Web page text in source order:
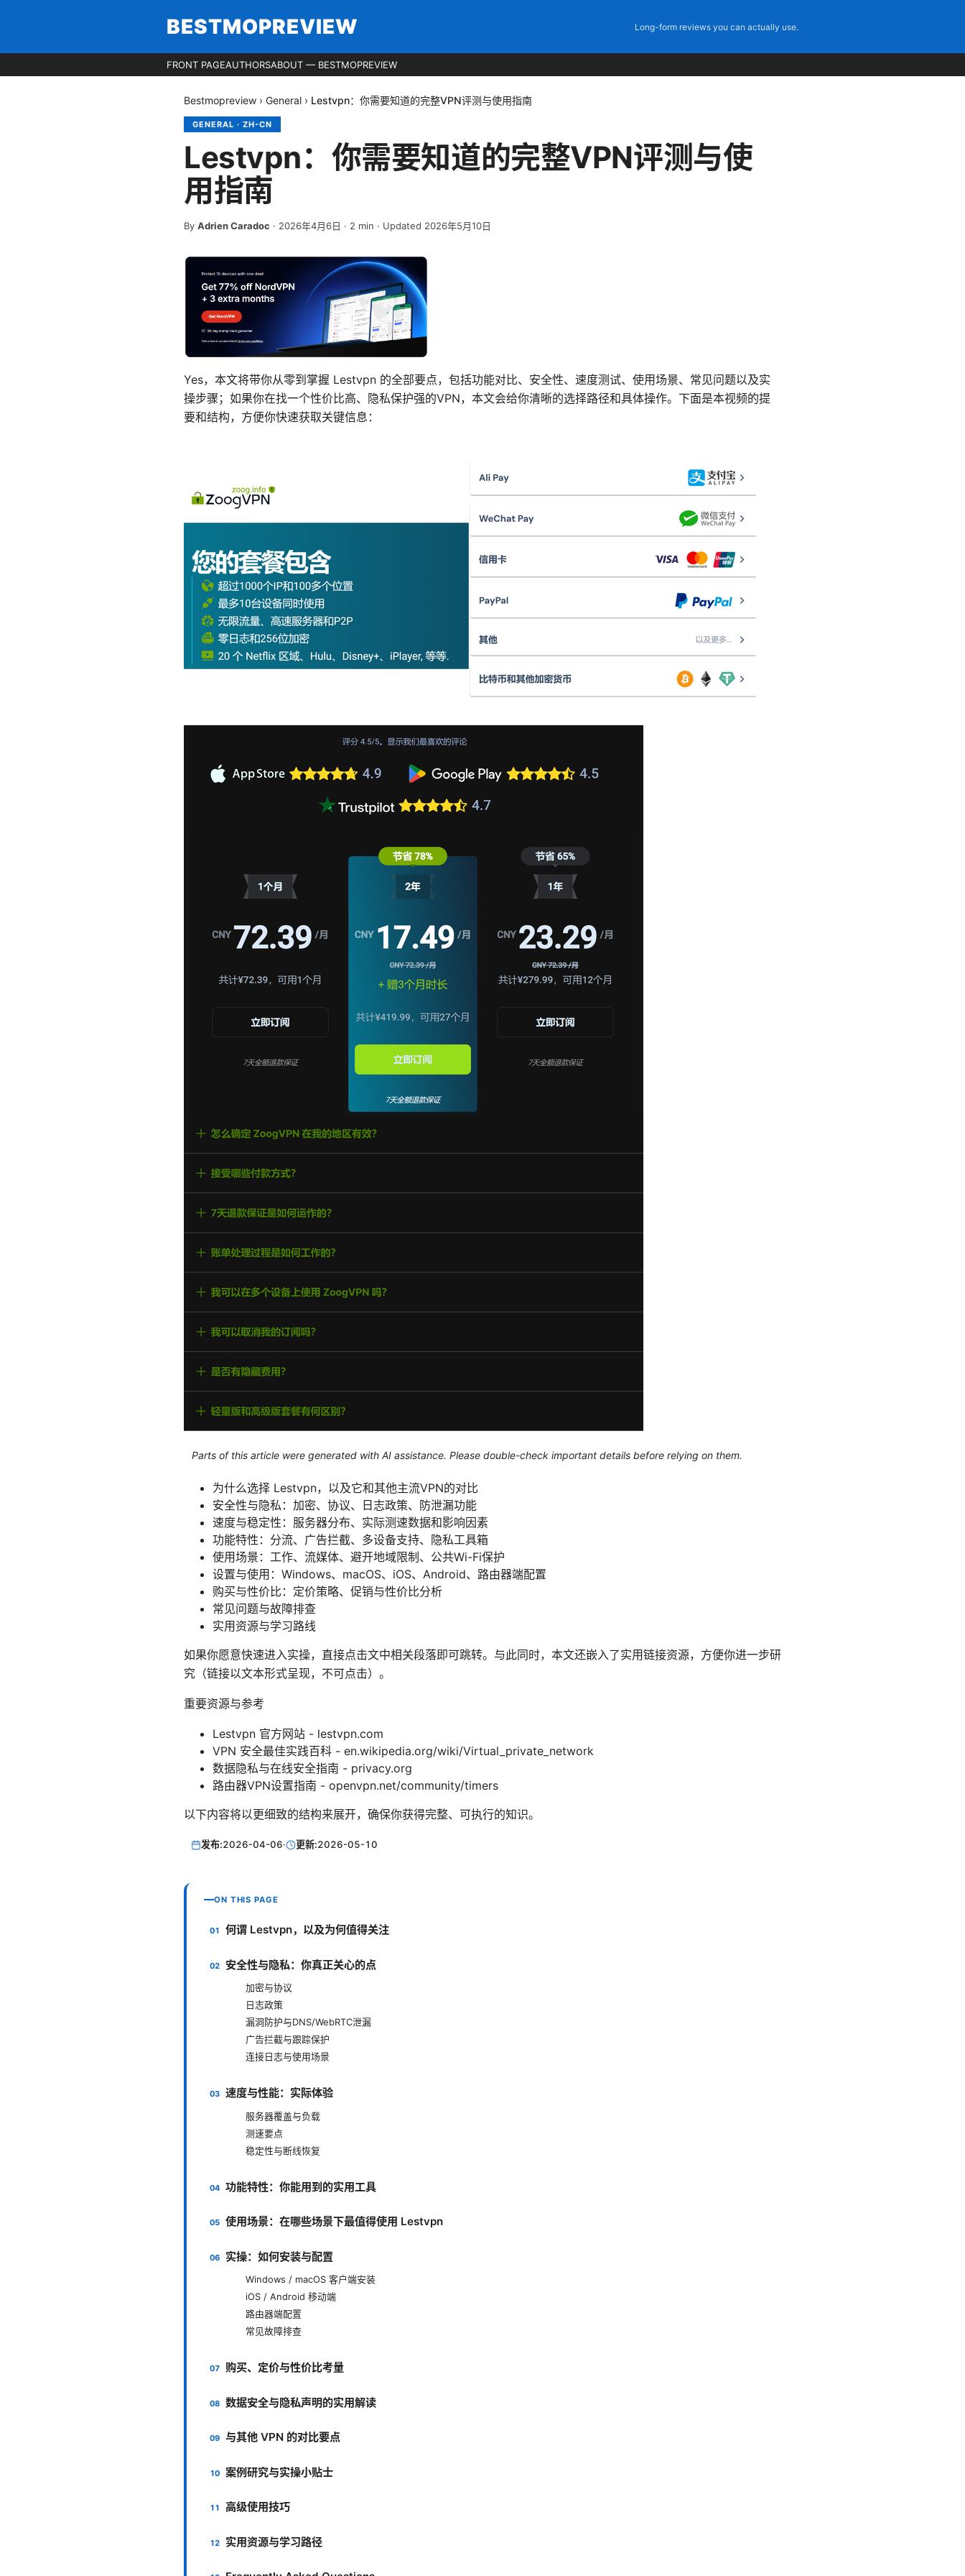
BESTMOPREVIEW Long-form reviews you can actually use.
FRONT PAGEAUTHORSABOUT — BESTMOPREVIEW
Bestmopreview › General › Lestvpn：你需要知道的完整VPN评测与使用指南
GENERAL · ZH-CN
Lestvpn：你需要知道的完整VPN评测与使
用指南
By Adrien Caradoc · 2026年4月6日 · 2 min · Updated 2026年5月10日
Yes，本文将带你从零到掌握 Lestvpn 的全部要点，包括功能对比、安全性、速度测试、使用场景、常见问题以及实
操步骤；如果你在找一个性价比高、隐私保护强的VPN，本文会给你清晰的选择路径和具体操作。下面是本视频的提
要和结构，方便你快速获取关键信息：
Parts of this article were generated with AI assistance. Please double-check important details before relying on them.
为什么选择 Lestvpn，以及它和其他主流VPN的对比
安全性与隐私：加密、协议、日志政策、防泄漏功能
速度与稳定性：服务器分布、实际测速数据和影响因素
功能特性：分流、广告拦截、多设备支持、隐私工具箱
使用场景：工作、流媒体、避开地域限制、公共Wi-Fi保护
设置与使用：Windows、macOS、iOS、Android、路由器端配置
购买与性价比：定价策略、促销与性价比分析
常见问题与故障排查
实用资源与学习路线
如果你愿意快速进入实操，直接点击文中相关段落即可跳转。与此同时，本文还嵌入了实用链接资源，方便你进一步研
究（链接以文本形式呈现，不可点击）。
重要资源与参考
Lestvpn 官方网站 - lestvpn.com
VPN 安全最佳实践百科 - en.wikipedia.org/wiki/Virtual_private_network
数据隐私与在线安全指南 - privacy.org
路由器VPN设置指南 - openvpn.net/community/timers
以下内容将以更细致的结构来展开，确保你获得完整、可执行的知识。
发布:2026-04-06· 更新:2026-05-10
ON THIS PAGE
何谓 Lestvpn，以及为何值得关注
安全性与隐私：你真正关心的点
加密与协议
日志政策
漏洞防护与DNS/WebRTC泄漏
广告拦截与跟踪保护
连接日志与使用场景
速度与性能：实际体验
服务器覆盖与负载
测速要点
稳定性与断线恢复
功能特性：你能用到的实用工具
使用场景：在哪些场景下最值得使用 Lestvpn
实操：如何安装与配置
Windows / macOS 客户端安装
iOS / Android 移动端
路由器端配置
常见故障排查
购买、定价与性价比考量
数据安全与隐私声明的实用解读
与其他 VPN 的对比要点
案例研究与实操小贴士
高级使用技巧
实用资源与学习路径